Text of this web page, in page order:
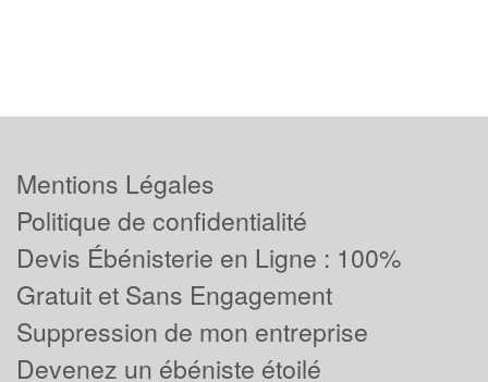
Mentions Légales
Politique de confidentialité
Devis Ébénisterie en Ligne : 100%
Gratuit et Sans Engagement
Suppression de mon entreprise
Devenez un ébéniste étoilé